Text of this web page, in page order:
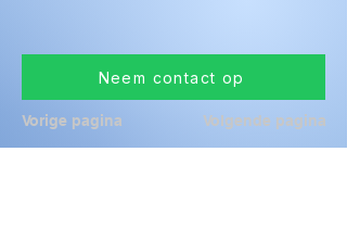
Neem contact op
Vorige pagina Volgende pagina